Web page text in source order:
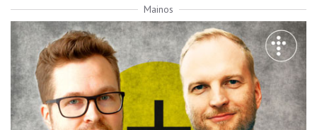
Mainos